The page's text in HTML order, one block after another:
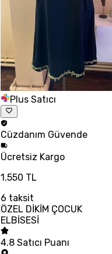
Plus Satıcı
Cüzdanım Güvende
Ücretsiz Kargo
1.550 TL
6 taksit
ÖZEL DİKİM ÇOCUK
ELBİSESİ
4.8 Satıcı Puanı